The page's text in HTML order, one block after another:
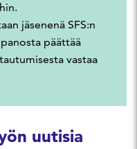
jäsenenä SFS:n
päättää
vastaa
uutisia